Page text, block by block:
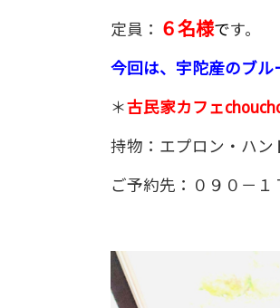
定員： ６名様です。
今回は、宇陀産のブル
＊古民家カフェ
持物：エプロン・ハン
ご予約先：０９０－１